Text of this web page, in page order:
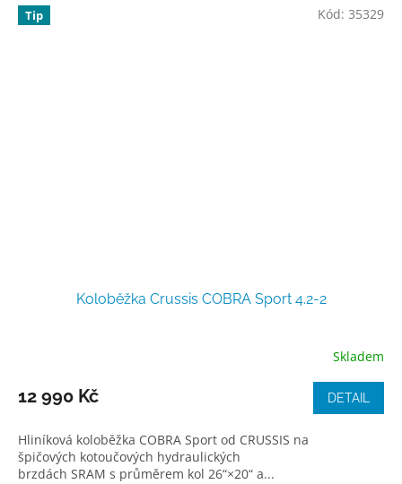
Tip
Koloběžka Crussis COBRA Sport 4.2-2
Skladem
12 990 Kč DETAIL
Hliníková koloběžka COBRA Sport od CRUSSIS na
špičových kotoučových hydraulických
brzdách SRAM s průměrem kol 26“×20“ a...
Kód: 35329